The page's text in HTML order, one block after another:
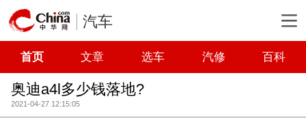
汽车
首页 文章 选车 汽修 百科
奥迪a4l多少钱落地?
2021-04-27 12:15:05